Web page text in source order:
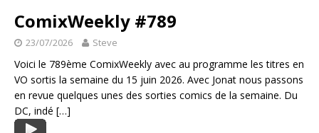
ComixWeekly #789
23/07/2026 Steve
Voici le 789ème ComixWeekly avec au programme les titres en
VO sortis la semaine du 15 juin 2026. Avec Jonat nous passons
en revue quelques unes des sorties comics de la semaine. Du
DC, indé […]